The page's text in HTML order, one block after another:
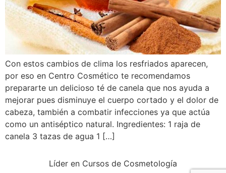
Con estos cambios de clima los resfriados aparecen,
por eso en Centro Cosmético te recomendamos
prepararte un delicioso té de canela que nos ayuda a
mejorar pues disminuye el cuerpo cortado y el dolor de
cabeza, también a combatir infecciones ya que actúa
como un antiséptico natural. Ingredientes: 1 raja de
canela 3 tazas de agua 1 […]
Líder en Cursos de Cosmetología